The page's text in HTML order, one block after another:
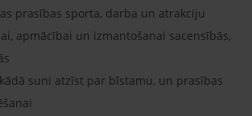
prasības sporta, darba un atrakciju
apmācībai un izmantošanai sacensībās,
suni atzīst par bīstamu, un prasības